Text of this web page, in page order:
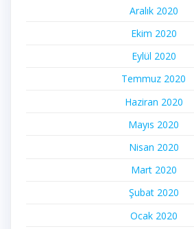
Aralık 2020
Ekim 2020
Eylül 2020
Temmuz 2020
Haziran 2020
Mayıs 2020
Nisan 2020
Mart 2020
Şubat 2020
Ocak 2020